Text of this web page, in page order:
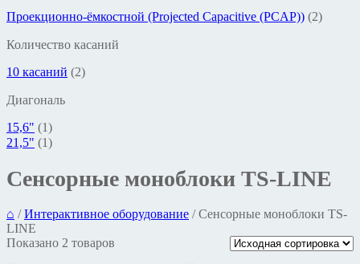
Проекционно-ёмкостной (Projected Capacitive (PCAP)) (2)
Количество касаний
10 касаний (2)
Диагональ
15,6" (1)
21,5" (1)
Сенсорные моноблоки TS-LINE
⌂ /Интерактивное оборудование /Сенсорные моноблоки TS-
LINE
Показано 2 товаров